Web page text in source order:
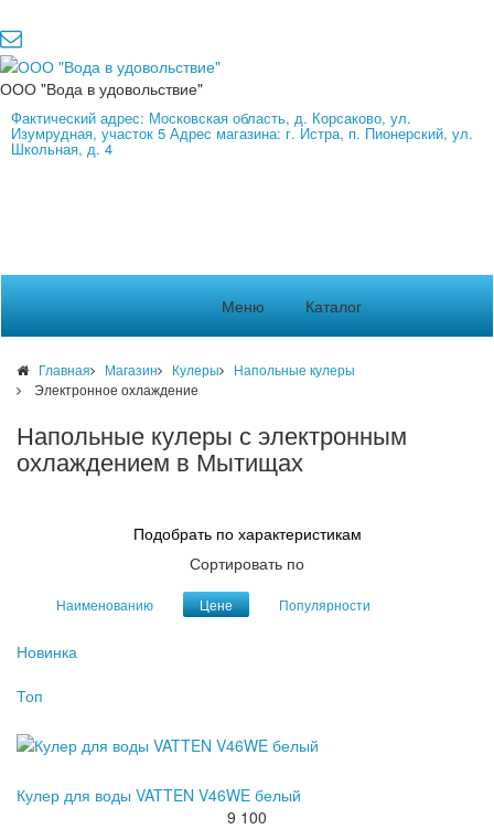
ООО "Вода в удовольствие"
Фактический адрес: Московская область, д. Корсаково, ул.
Изумрудная, участок 5 Адрес магазина: г. Истра, п. Пионерский, ул.
Школьная, д. 4
Каталог
Меню
Главная Магазин Кулеры
Напольные кулеры
Электронное охлаждение
Напольные кулеры с электронным
охлаждением в Мытищах
Подобрать по характеристикам
Сортировать по
Наименованию Цене Популярности
Новинка
Топ
Кулер для воды VATTEN V46WE белый
9 100